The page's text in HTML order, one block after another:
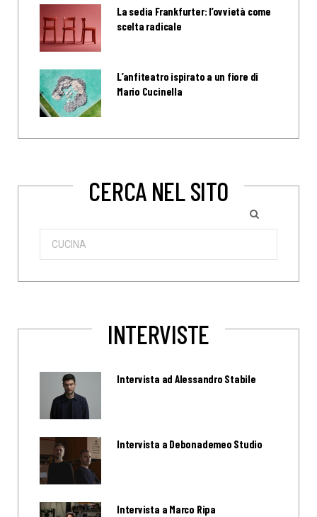
La sedia Frankfurter: l’ovvietà come
scelta radicale
L’anfiteatro ispirato a un fiore di
Mario Cucinella
CERCA NEL SITO
Search
INTERVISTE
Intervista ad Alessandro Stabile
Intervista a Debonademeo Studio
Intervista a Marco Ripa